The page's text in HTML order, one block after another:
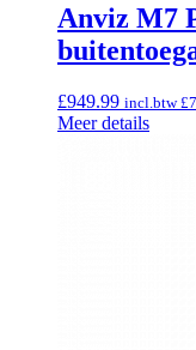
Anviz M7
£949.99 incl.btw£
Meer details